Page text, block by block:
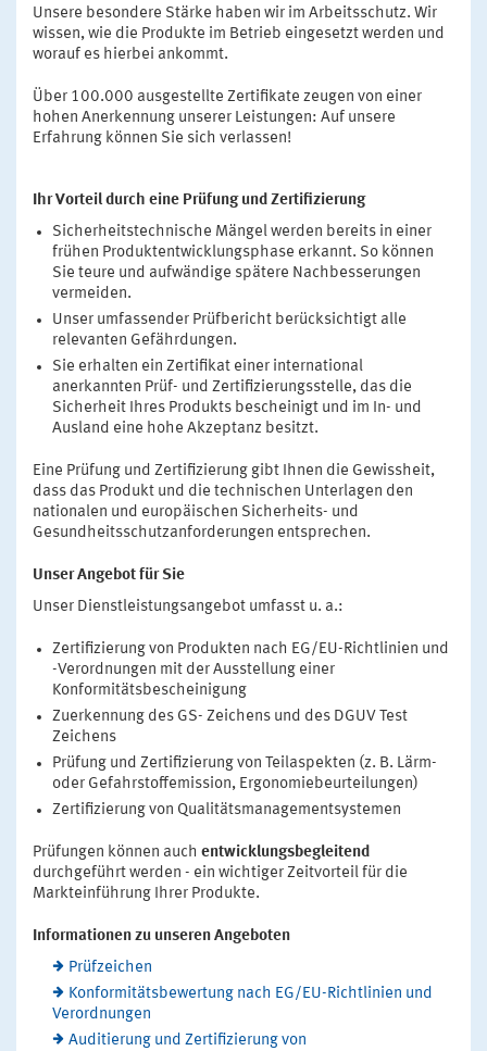
Unsere besondere Stärke haben wir im Arbeitsschutz. Wir
wissen, wie die Produkte im Betrieb eingesetzt werden und
worauf es hierbei ankommt.
Über 100.000 ausgestellte Zertifikate zeugen von einer
hohen Anerkennung unserer Leistungen: Auf unsere
Erfahrung können Sie sich verlassen!
Ihr Vorteil durch eine Prüfung und Zertifizierung
Sicherheitstechnische Mängel werden bereits in einer
frühen Produktentwicklungsphase erkannt. So können
Sie teure und aufwändige spätere Nachbesserungen
vermeiden.
Unser umfassender Prüfbericht berücksichtigt alle
relevanten Gefährdungen.
Sie erhalten ein Zertifikat einer international
anerkannten Prüf- und Zertifizierungsstelle, das die
Sicherheit Ihres Produkts bescheinigt und im In- und
Ausland eine hohe Akzeptanz besitzt.
Eine Prüfung und Zertifizierung gibt Ihnen die Gewissheit,
dass das Produkt und die technischen Unterlagen den
nationalen und europäischen Sicherheits- und
Gesundheitsschutzanforderungen entsprechen.
Unser Angebot für Sie
Unser Dienstleistungsangebot umfasst u. a.:
Zertifizierung von Produkten nach EG/EU-Richtlinien und
-Verordnungen mit der Ausstellung einer
Konformitätsbescheinigung
Zuerkennung des GS- Zeichens und des DGUV Test
Zeichens
Prüfung und Zertifizierung von Teilaspekten (z. B. Lärm-
oder Gefahrstoffemission, Ergonomiebeurteilungen)
Zertifizierung von Qualitätsmanagementsystemen
Prüfungen können auch entwicklungsbegleitend
durchgeführt werden - ein wichtiger Zeitvorteil für die
Markteinführung Ihrer Produkte.
Informationen zu unseren Angeboten
Prüfzeichen
Konformitätsbewertung nach EG/EU-Richtlinien und
Verordnungen
Auditierung und Zertifizierung von